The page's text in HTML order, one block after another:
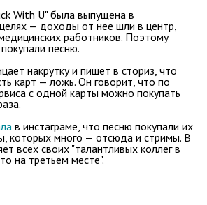
With U" была выпущена в
— доходы от нее шли в центр,
работников. Поэтому
песню.
накрутку и пишет в сториз, что
карт — ложь. Он говорит, что по
с одной карты можно покупать
в инстаграме, что песню покупали их
которых много — отсюда и стримы. В
всех своих "талантливых коллег в
на третьем месте".